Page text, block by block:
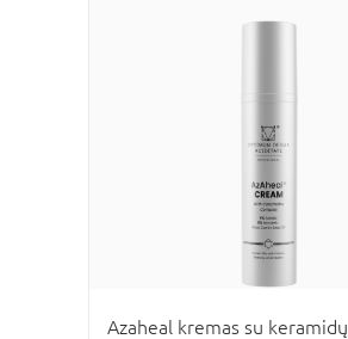
Azaheal kremas su keramidų